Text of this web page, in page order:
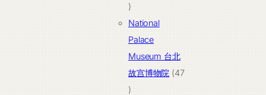
61
个
产
品
National
Palace
Museum 台北
故宫博物院
47
47